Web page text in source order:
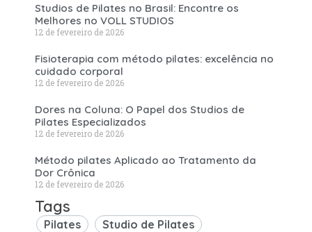
Studios de Pilates no Brasil: Encontre os
Melhores no VOLL STUDIOS
12 de fevereiro de 2026
Fisioterapia com método pilates: excelência no
cuidado corporal
12 de fevereiro de 2026
Dores na Coluna: O Papel dos Studios de
Pilates Especializados
12 de fevereiro de 2026
Método pilates Aplicado ao Tratamento da
Dor Crônica
12 de fevereiro de 2026
Tags
Pilates
Studio de Pilates